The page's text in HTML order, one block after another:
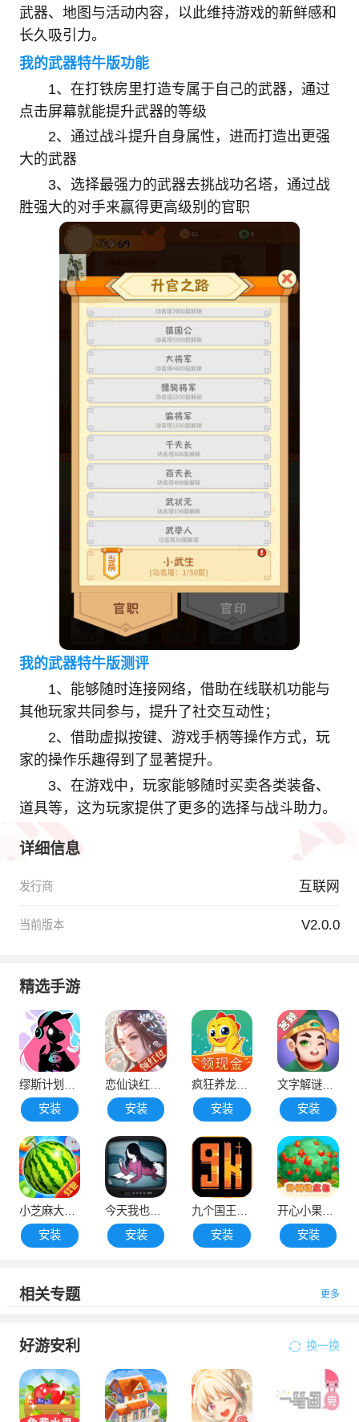
武器、地图与活动内容，以此维持游戏的新鲜感和
长久吸引力。
我的武器特牛版功能
1、在打铁房里打造专属于自己的武器，通过
点击屏幕就能提升武器的等级
2、通过战斗提升自身属性，进而打造出更强
大的武器
3、选择最强力的武器去挑战功名塔，通过战
胜强大的对手来赢得更高级别的官职
我的武器特牛版测评
1、能够随时连接网络，借助在线联机功能与
其他玩家共同参与，提升了社交互动性；
2、借助虚拟按键、游戏手柄等操作方式，玩
家的操作乐趣得到了显著提升。
3、在游戏中，玩家能够随时买卖各类装备、
道具等，这为玩家提供了更多的选择与战斗助力。
详细信息
发行商 互联网
当前版本 V2.0.0
精选手游
安装
安装
疯狂养龙赚钱极速版
安装
安装
小芝麻大西瓜赚钱版
安装
安装
安装
安装
相关专题 更多
好游安利 换一换